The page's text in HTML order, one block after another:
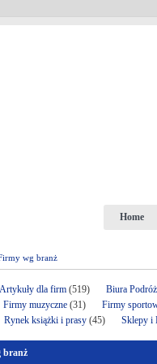
Home
wg branż
Artykuły dla firm (519)
Biura
Firmy muzyczne (31)
Firmy
Rynek książki i prasy (45) Sklepy i
branż